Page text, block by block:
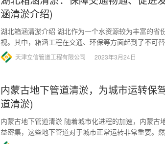
涵清淤介绍)
湖北箱涵清淤介绍 湖北作为一个水资源较为丰富的省
视。其中，箱涵工程在交通、环保等方面起到了不可
因，箱涵疏浚淤泥等问题时有发…
天津立信管道工程有限公司 2023年3月24日
内蒙古地下管道清淤，为城市运转保
道清淤)
内蒙古地下管道清淤 随着城市化进程的加速，内蒙古
益密集，这些地下管道对于城市正常运转非常重要。